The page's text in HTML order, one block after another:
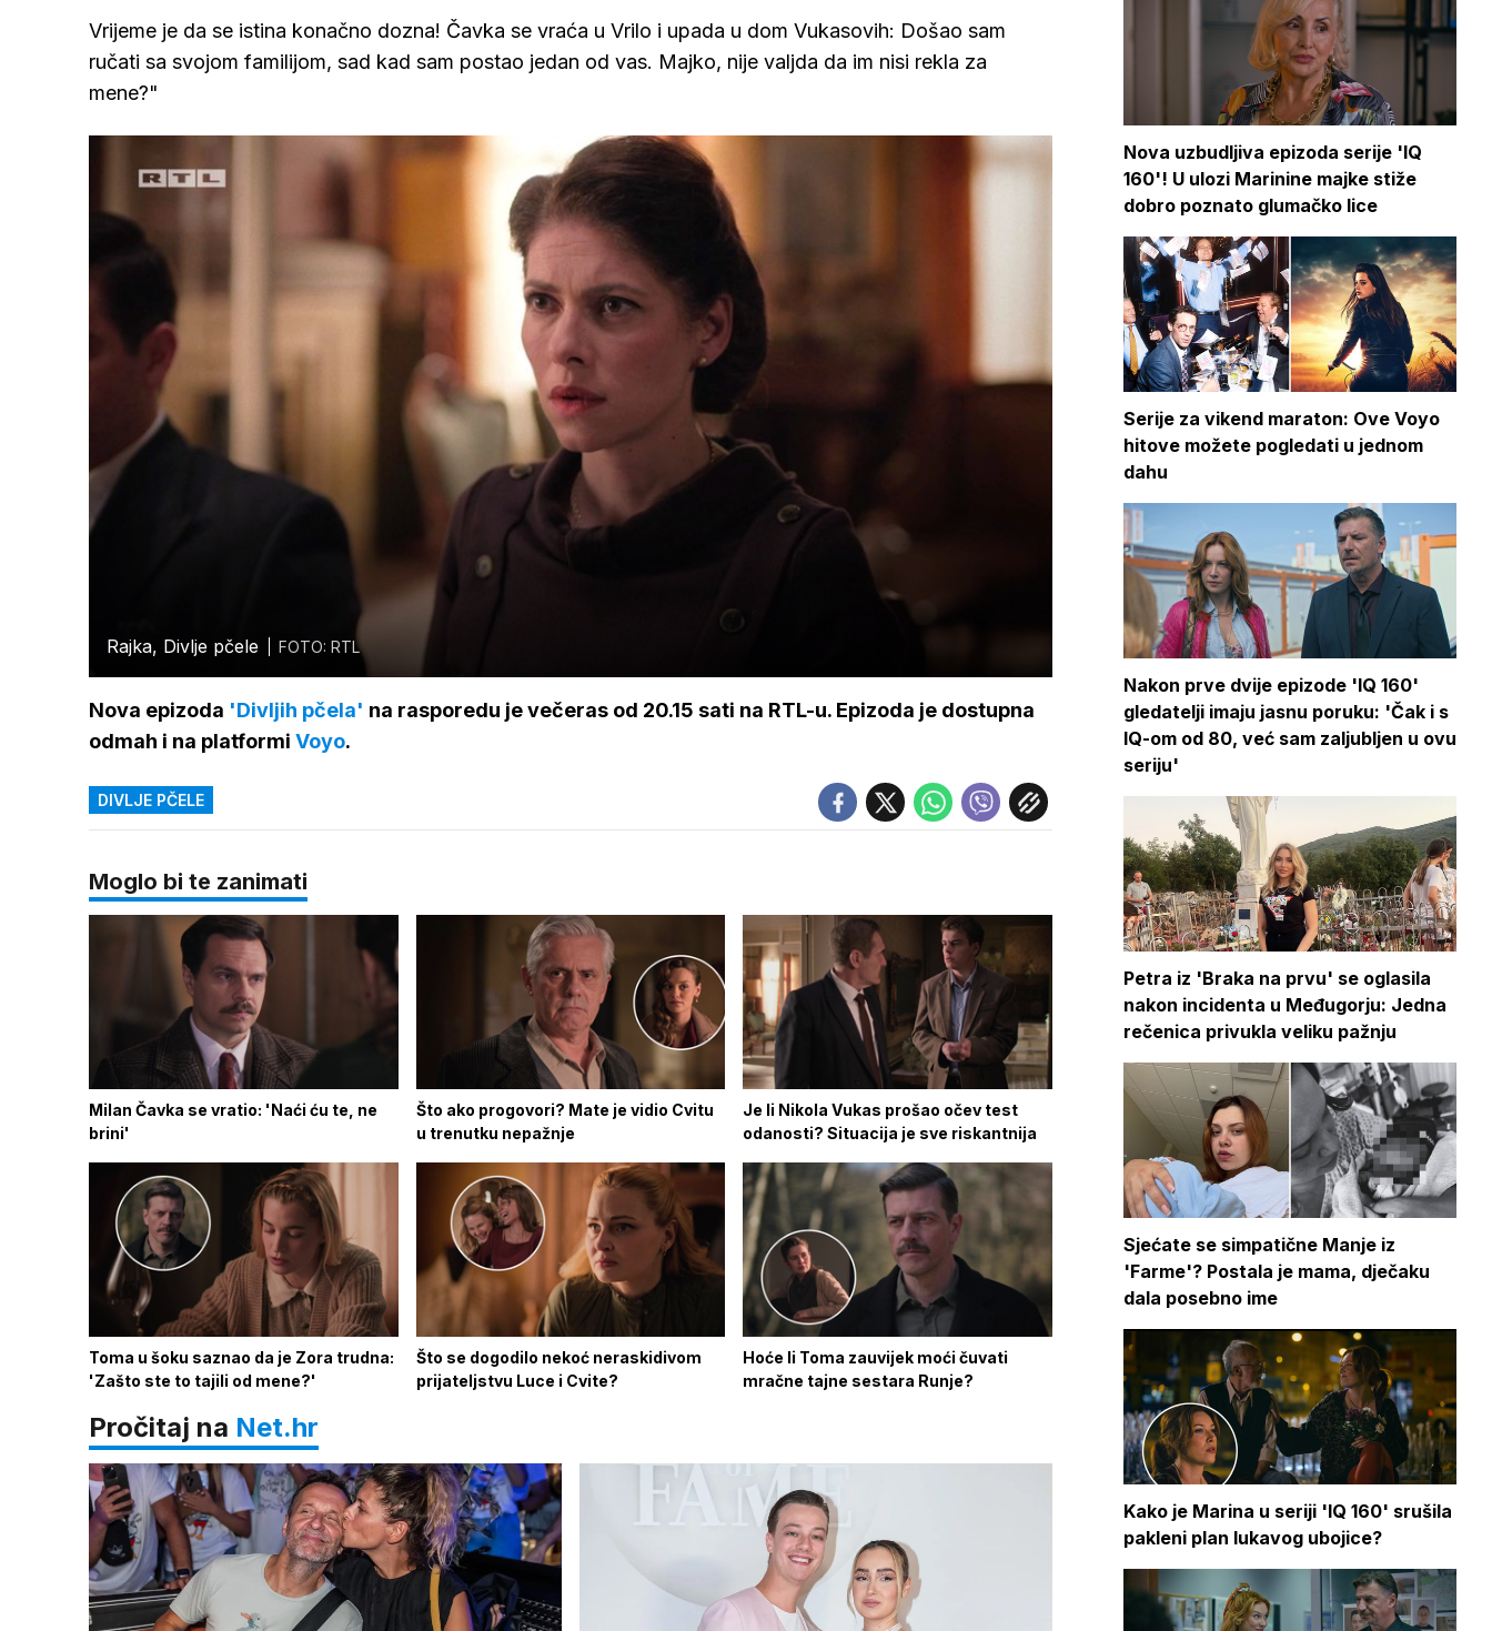
Vrijeme je da se istina konačno dozna! Čavka se vraća u Vrilo i upada u dom Vukasovih: Došao sam
ručati sa svojom familijom, sad kad sam postao jedan od vas. Majko, nije valjda da im nisi rekla za
mene?"
Rajka, Divlje pčele FOTO: RTL
Nova epizoda 'Divljih pčela' na rasporedu je večeras od 20.15 sati na RTL-u. Epizoda je dostupna
odmah i na platformi Voyo.
DIVLJE PČELE
Moglo bi te zanimati
Milan Čavka se vratio: 'Naći ću te, ne
brini'
Što ako progovori? Mate je vidio Cvitu
u trenutku nepažnje
Je li Nikola Vukas prošao očev test
odanosti? Situacija je sve riskantnija
Toma u šoku saznao da je Zora trudna:
'Zašto ste to tajili od mene?'
Što se dogodilo nekoć neraskidivom
prijateljstvu Luce i Cvite?
Hoće li Toma zauvijek moći čuvati
mračne tajne sestara Runje?
Pročitaj na Net.hr
Nova uzbudljiva epizoda serije 'IQ
160'! U ulozi Marinine majke stiže
dobro poznato glumačko lice
Serije za vikend maraton: Ove Voyo
hitove možete pogledati u jednom
dahu
Nakon prve dvije epizode 'IQ 160'
gledatelji imaju jasnu poruku: 'Čak i s
IQ-om od 80, već sam zaljubljen u ovu
seriju'
Petra iz 'Braka na prvu' se oglasila
nakon incidenta u Međugorju: Jedna
rečenica privukla veliku pažnju
Sjećate se simpatične Manje iz
'Farme'? Postala je mama, dječaku
dala posebno ime
Kako je Marina u seriji 'IQ 160' srušila
pakleni plan lukavog ubojice?